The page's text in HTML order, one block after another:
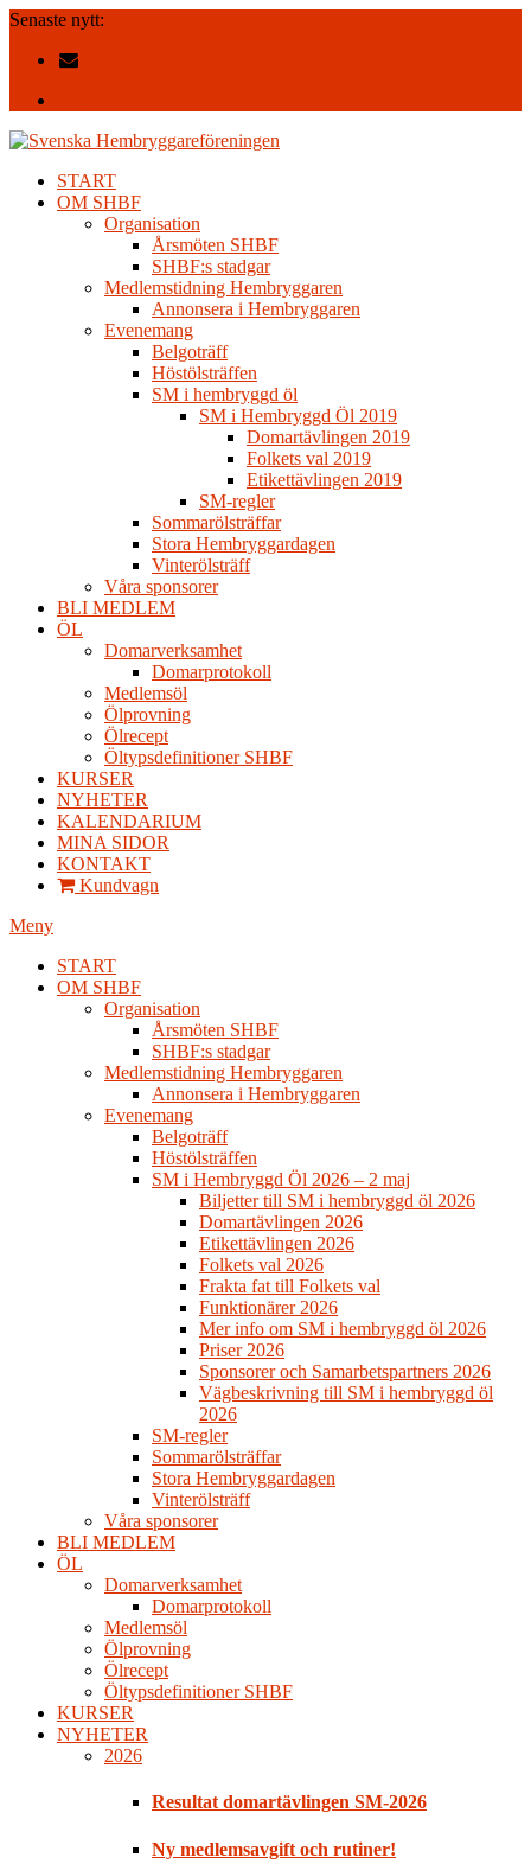
Senaste nytt:
START
OM SHBF
Organisation
Årsmöten SHBF
SHBF:s stadgar
Medlemstidning Hembryggaren
Annonsera i Hembryggaren
Evenemang
Belgoträff
Höstölsträffen
SM i hembryggd öl
SM i Hembryggd Öl 2019
Domartävlingen 2019
Folkets val 2019
Etikettävlingen 2019
SM-regler
Sommarölsträffar
Stora Hembryggardagen
Vinterölsträff
Våra sponsorer
BLI MEDLEM
ÖL
Domarverksamhet
Domarprotokoll
Medlemsöl
Ölprovning
Ölrecept
Öltypsdefinitioner SHBF
KURSER
NYHETER
KALENDARIUM
MINA SIDOR
KONTAKT
Kundvagn
Meny
START
OM SHBF
Organisation
Årsmöten SHBF
SHBF:s stadgar
Medlemstidning Hembryggaren
Annonsera i Hembryggaren
Evenemang
Belgoträff
Höstölsträffen
SM i Hembryggd Öl 2026 – 2 maj
Biljetter till SM i hembryggd öl 2026
Domartävlingen 2026
Etikettävlingen 2026
Folkets val 2026
Frakta fat till Folkets val
Funktionärer 2026
Mer info om SM i hembryggd öl 2026
Priser 2026
Sponsorer och Samarbetspartners 2026
Vägbeskrivning till SM i hembryggd öl
2026
SM-regler
Sommarölsträffar
Stora Hembryggardagen
Vinterölsträff
Våra sponsorer
BLI MEDLEM
ÖL
Domarverksamhet
Domarprotokoll
Medlemsöl
Ölprovning
Ölrecept
Öltypsdefinitioner SHBF
KURSER
NYHETER
2026
Resultat domartävlingen SM-2026
Ny medlemsavgift och rutiner!